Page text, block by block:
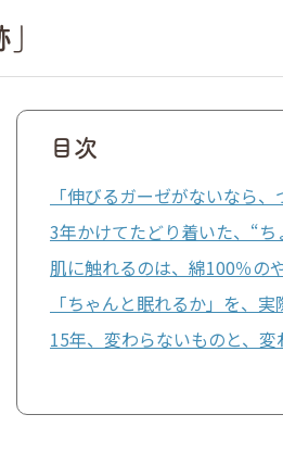
目次
「伸びるガーゼがないなら、
3年かけてたどり着いた、“ち
肌に触れるのは、綿100％の
「ちゃんと眠れるか」を、
15年、変わらないものと、変